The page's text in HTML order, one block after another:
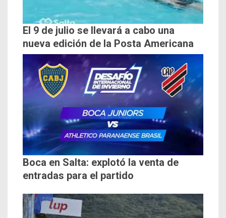
El 9 de julio se llevará a cabo una
nueva edición de la Posta Americana
Boca en Salta: explotó la venta de
entradas para el partido